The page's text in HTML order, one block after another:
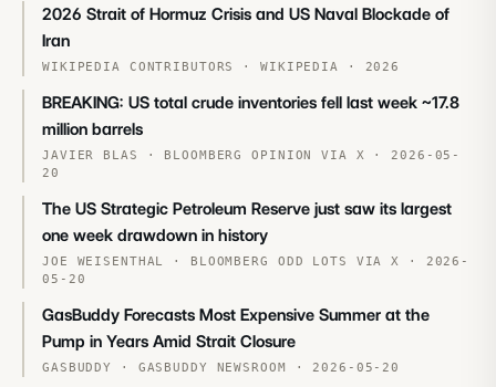
2026 Strait of Hormuz Crisis and US Naval Blockade of
Iran
WIKIPEDIA CONTRIBUTORS ·WIKIPEDIA · 2026
BREAKING: US total crude inventories fell last week ~17.8
million barrels
JAVIER BLAS · BLOOMBERG OPINION VIA X ·2026-05-
20
The US Strategic Petroleum Reserve just saw its largest
one week drawdown in history
JOE WEISENTHAL · BLOOMBERG ODD LOTS VIA X · 2026-
05-20
GasBuddy Forecasts Most Expensive Summer at the
Pump in Years Amid Strait Closure
GASBUDDY · GASBUDDY NEWSROOM ·2026-05-20